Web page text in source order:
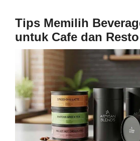
Tips Memilih
untuk Cafe dan Resto